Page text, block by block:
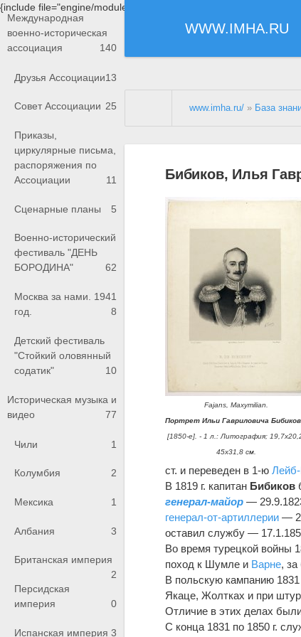
{include file="engine/modules/saperu/head.php"}
WWW.IMHA.RU
Международная
военно-историческая
ассоциация
140
Друзья Ассоциации13
Совет Ассоциации 25
Приказы,
циркулярные письма,
распоряжения по
Ассоциации
11
Сценарные планы 5
Военно-исторический
фестиваль "ДЕНЬ
БОРОДИНА"
62
Москва за нами. 1941
год.
8
Детский фестиваль
"Стойкий оловянный
содатик"
10
Историческая музыка и
видео
77
Чили 1
Колумбия 2
Мексика 1
Албания 3
Британская империя
2
Персидская
империя
0
Испанская империя 3
www.imha.ru/ » База
Бибиков, Илья
Fajans, Maxymilian.
Портрет Ильи Гавриловича
[1850-е]. - 1 л.: Литография;
45х31,8 см.
ст. и переведен в 1-юЛейб-
В 1819 г. капитан Бибиков
генерал-майор —
генерал-от-артиллерии —
оставил службу —
Во время турецкой войны
поход к Шумле и Варне,
В польскую кампанию 1831
Якаце, Жолтках и при
Отличие в этих делах
С конца 1831 по 1850 г.